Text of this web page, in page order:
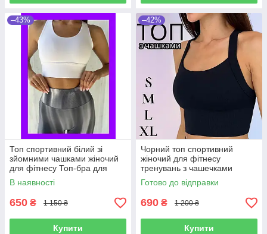
–43%
Топ спортивний білий зі
зйомними чашками жіночий
для фітнесу Топ-бра для
спорту тренувань бігу
В наявності
650 ₴ 1 150 ₴
Купити
–42%
Чорний топ спортивний
жіночий для фітнесу
тренувань з чашечками
комфортний якісний
приємний до тіла
Готово до відправки
690 ₴ 1 200 ₴
Купити